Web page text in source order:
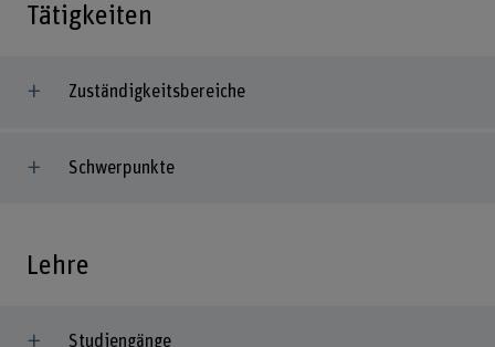
Tätigkeiten
Zuständigkeitsbereiche
Schwerpunkte
Lehre
Studiengänge